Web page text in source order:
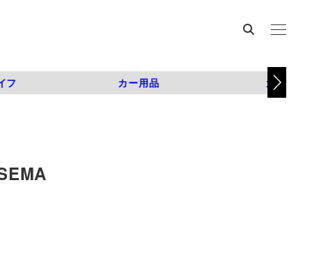
フ カー用品 カスタム